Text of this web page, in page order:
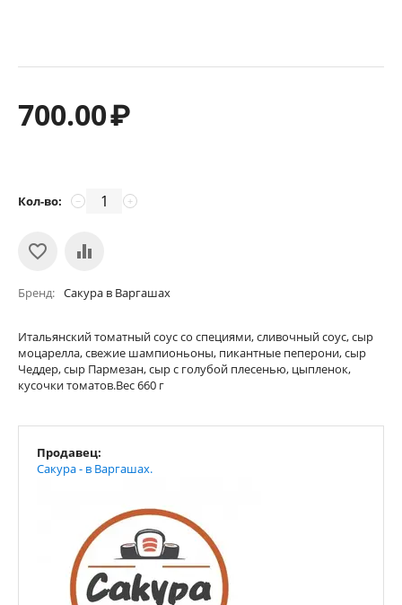
700.00₽
Кол-во: +
−
Бренд Сакура в Варгашах
Итальянский томатный соус со специями, сливочный соус, сыр
моцарелла, свежие шампионьоны, пикантные пеперони, сыр
Чеддер, сыр Пармезан, сыр с голубой плесенью, цыпленок,
кусочки томатов.Вес 660 г
Продавец:
Сакура - в Варгашах.